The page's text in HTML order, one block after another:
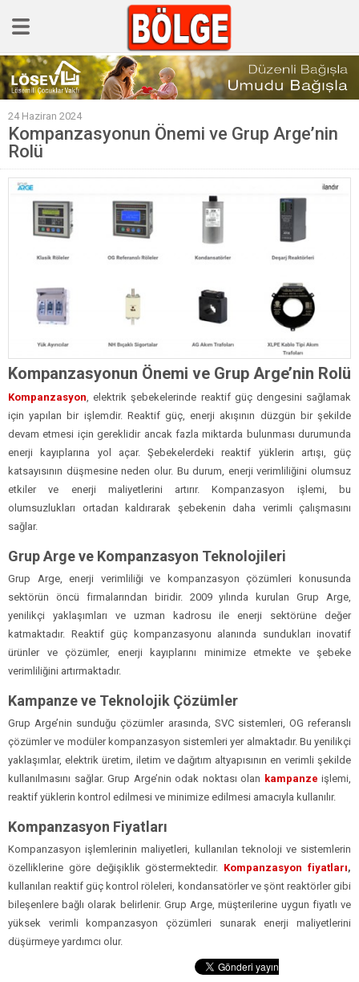
GÜNCEL
POLİTİKA
Polis & Adliye
SPOR
EKONOMİ
YAZARLAR
Sağlık & Yaşam
Kültür & Sanat
EĞİTİM
Müzik & Magazin
24 Haziran 2024
Kompanzasyonun Önemi ve Grup Arge’nin
Rolü
Kompanzasyonun Önemi ve Grup Arge’nin Rolü
Kompanzasyon, elektrik şebekelerinde reaktif güç dengesini sağlamak
için yapılan bir işlemdir. Reaktif güç, enerji akışının düzgün bir şekilde
devam etmesi için gereklidir ancak fazla miktarda bulunması durumunda
enerji kayıplarına yol açar. Şebekelerdeki reaktif yüklerin artışı, güç
katsayısının düşmesine neden olur. Bu durum, enerji verimliliğini olumsuz
etkiler ve enerji maliyetlerini artırır. Kompanzasyon işlemi, bu
olumsuzlukları ortadan kaldırarak şebekenin daha verimli çalışmasını
sağlar.
Grup Arge ve Kompanzasyon Teknolojileri
Grup Arge, enerji verimliliği ve kompanzasyon çözümleri konusunda
sektörün öncü firmalarından biridir. 2009 yılında kurulan Grup Arge,
yenilikçi yaklaşımları ve uzman kadrosu ile enerji sektörüne değer
katmaktadır. Reaktif güç kompanzasyonu alanında sundukları inovatif
ürünler ve çözümler, enerji kayıplarını minimize etmekte ve şebeke
verimliliğini artırmaktadır.
Kampanze ve Teknolojik Çözümler
Grup Arge’nin sunduğu çözümler arasında, SVC sistemleri, OG referanslı
çözümler ve modüler kompanzasyon sistemleri yer almaktadır. Bu yenilikçi
yaklaşımlar, elektrik üretim, iletim ve dağıtım altyapısının en verimli şekilde
kullanılmasını sağlar. Grup Arge’nin odak noktası olan kampanze işlemi,
reaktif yüklerin kontrol edilmesi ve minimize edilmesi amacıyla kullanılır.
Kompanzasyon Fiyatları
Kompanzasyon işlemlerinin maliyetleri, kullanılan teknoloji ve sistemlerin
özelliklerine göre değişiklik göstermektedir. Kompanzasyon fiyatları,
kullanılan reaktif güç kontrol röleleri, kondansatörler ve şönt reaktörler gibi
bileşenlere bağlı olarak belirlenir. Grup Arge, müşterilerine uygun fiyatlı ve
yüksek verimli kompanzasyon çözümleri sunarak enerji maliyetlerini
düşürmeye yardımcı olur.